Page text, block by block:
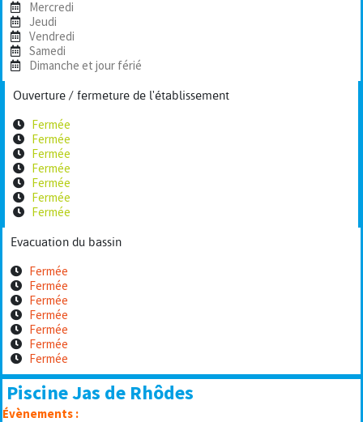
Mercredi
Jeudi
Vendredi
Samedi
Dimanche et jour férié
Ouverture / fermeture de l'établissement
Fermée
Fermée
Fermée
Fermée
Fermée
Fermée
Fermée
Evacuation du bassin
Fermée
Fermée
Fermée
Fermée
Fermée
Fermée
Fermée
Piscine Jas de Rhôdes
Évènements :